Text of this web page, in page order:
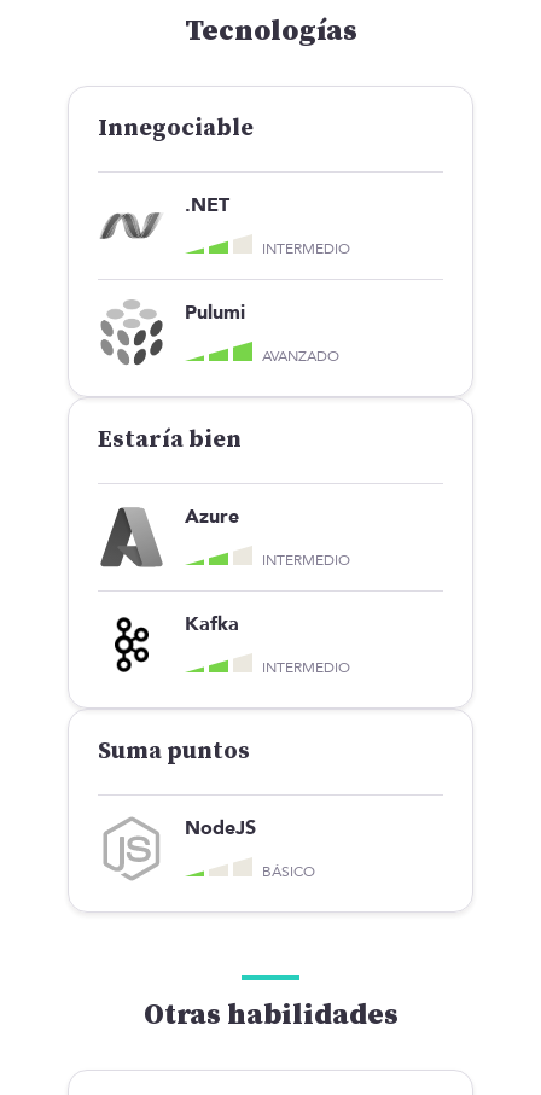
Tecnologías
Innegociable
.NET
INTERMEDIO
Pulumi
AVANZADO
Estaría bien
Azure
INTERMEDIO
Kafka
INTERMEDIO
Suma puntos
NodeJS
BÁSICO
Otras habilidades